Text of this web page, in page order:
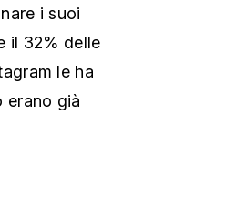
i suoi
il 32% delle
le ha
erano già